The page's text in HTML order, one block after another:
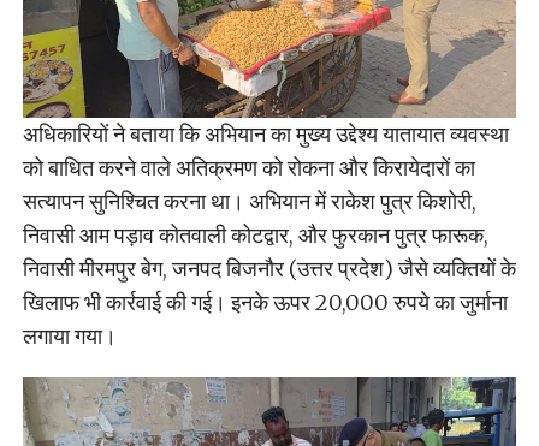
अधिकारियों ने बताया कि अभियान का मुख्य उद्देश्य यातायात व्यवस्था
को बाधित करने वाले अतिक्रमण को रोकना और किरायेदारों का
सत्यापन सुनिश्चित करना था। अभियान में राकेश पुत्र किशोरी,
निवासी आम पड़ाव कोतवाली कोटद्वार, और फुरकान पुत्र फारूक,
निवासी मीरमपुर बेग, जनपद बिजनौर (उत्तर प्रदेश) जैसे व्यक्तियों के
खिलाफ भी कार्रवाई की गई। इनके ऊपर 20,000 रुपये का जुर्माना
लगाया गया।